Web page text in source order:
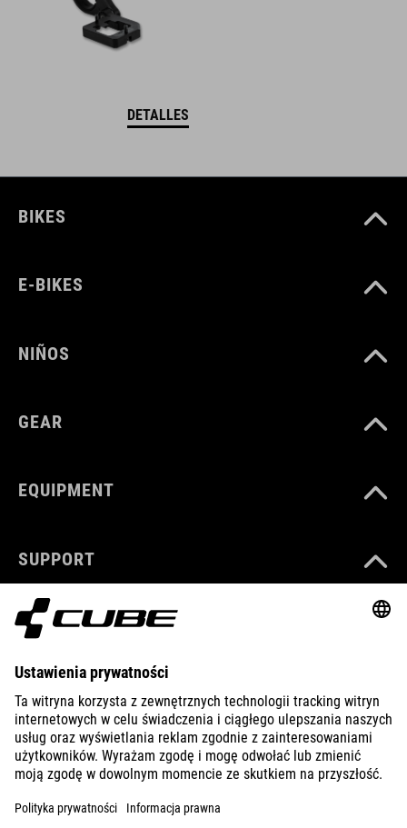
DETALLES
BIKES
E-BIKES
NIÑOS
GEAR
EQUIPMENT
SUPPORT
ABOUT US
EXPLORE